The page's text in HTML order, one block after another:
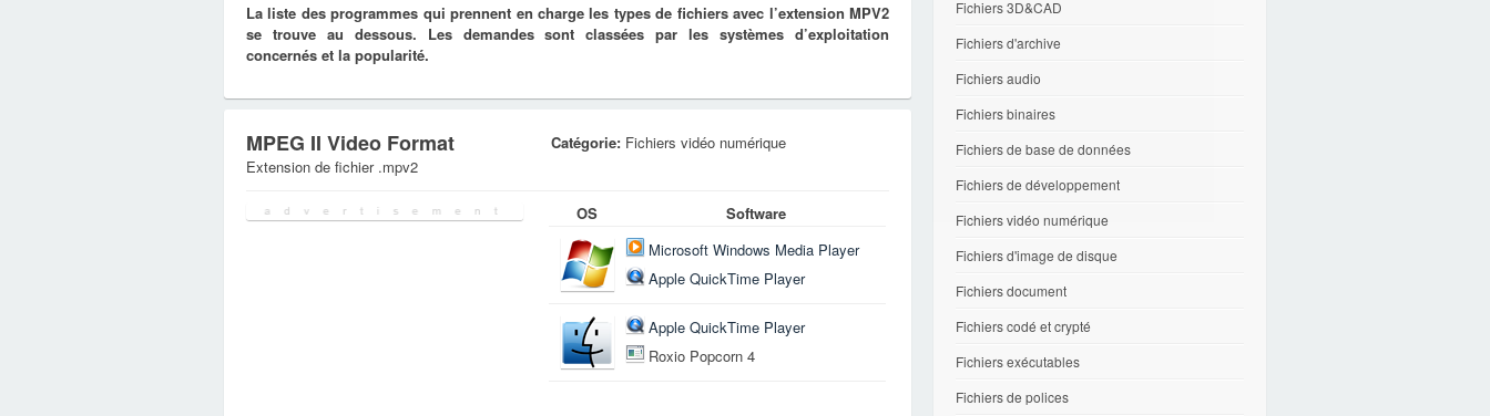
La liste des programmes qui prennent en charge les types de fichiers avec l’extension MPV2
se trouve au dessous. Les demandes sont classées par les systèmes d’exploitation
concernés et la popularité.
MPEG II Video Format
Extension de fichier .mpv2
Catégorie: Fichiers vidéo numérique
OS
Software
Microsoft Windows Media Player
Apple QuickTime Player
Apple QuickTime Player
Roxio Popcorn 4
Fichiers 3D&CAD
Fichiers d'archive
Fichiers audio
Fichiers binaires
Fichiers de base de données
Fichiers de développement
Fichiers vidéo numérique
Fichiers d'image de disque
Fichiers document
Fichiers codé et crypté
Fichiers exécutables
Fichiers de polices